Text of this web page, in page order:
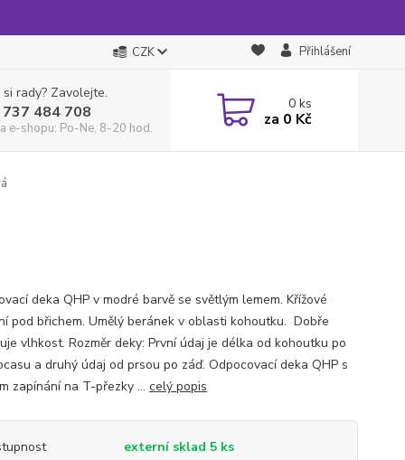
CZK Přihlášení
rady? Zavolejte.
484 708
e-shopu: Po-Ne, 8-20 hod.
0ks
za 0 Kč
deka QHP v modré barvě se světlým lemem. Křížové
pod břichem. Umělý beránek v oblasti kohoutku. Dobře
vlhkost. Rozměr deky: První údaj je délka od kohoutku po
a druhý údaj od prsou po záď. Odpocovací deka QHP s
zapínání na T-přezky ... celý popis
externí sklad 5 ks